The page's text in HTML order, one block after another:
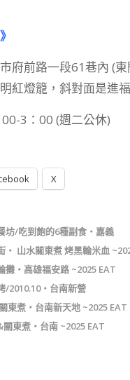
府前路一段61巷內 (
紅燈籠，斜對面是進
3：00 (週二公休)
X
坊/吃到飽的6種副食‧嘉義
‧ 山水關東煮 烤黑輪米血
攤‧高雄福安路 ~2025 EAT
/2010.10‧台南新營
東煮‧台南新天地 ~2025 EAT
關東煮‧台南 ~2025 EAT